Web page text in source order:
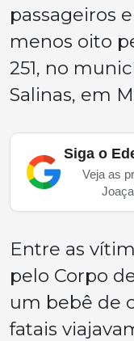
passageiros
menos oito
251, no
Salinas, em
Siga o
Veja as
Entre as
pelo Corpo
um bebê de
fatais